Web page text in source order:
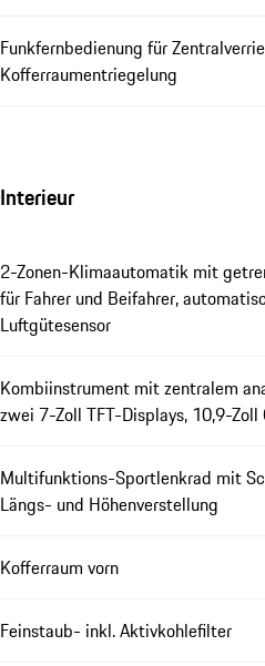
Funkfernbedienung für
Kofferraumentriegelung
Interieur
2-Zonen-Klimaautomatik mit
für Fahrer und Beifahrer,
Luftgütesensor
Kombiinstrument mit zentralem
zwei 7-Zoll TFT-Displays, 10,9-
Multifunktions-Sportlenkrad mit
Längs- und Höhenverstellung
Kofferraum vorn
Feinstaub- inkl. Aktivkohlefilter